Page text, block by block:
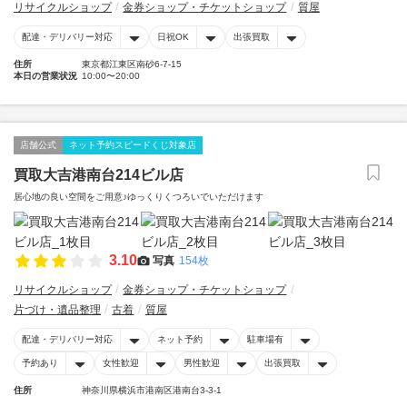
リサイクルショップ 金券ショップ・チケットショップ 質屋
配達・デリバリー対応 日祝OK 出張買取
住所
東京都江東区南砂6-7-15
本日の営業状況 10:00〜20:00
店舗公式 ネット予約スピードくじ対象店
買取大吉港南台214ビル店
居心地の良い空間をご用意♪ゆっくりくつろいでいただけます
3.10 写真 154枚
リサイクルショップ
金券ショップ・チケットショップ
片づけ・遺品整理
古着 質屋
配達・デリバリー対応 ネット予約 駐車場有
予約あり 女性歓迎 男性歓迎 出張買取
住所
神奈川県横浜市港南区港南台3-3-1